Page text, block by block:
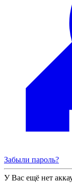
Забыли пароль?
У Вас ещё нет